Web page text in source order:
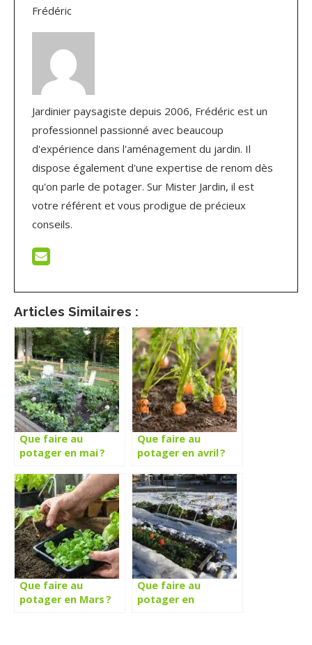
Frédéric
Jardinier paysagiste depuis 2006, Frédéric est un
professionnel passionné avec beaucoup
d'expérience dans l'aménagement du jardin. Il
dispose également d'une expertise de renom dès
qu'on parle de potager. Sur Mister Jardin, il est
votre référent et vous prodigue de précieux
conseils.
Articles Similaires :
Que faire au
potager en mai ?
Que faire au
potager en avril ?
Que faire au
potager en Mars ?
Que faire au
potager en